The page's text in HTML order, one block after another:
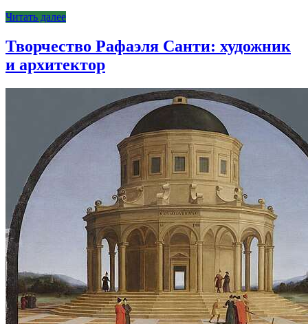
Читать далее
Творчество Рафаэля Санти: художник
и архитектор